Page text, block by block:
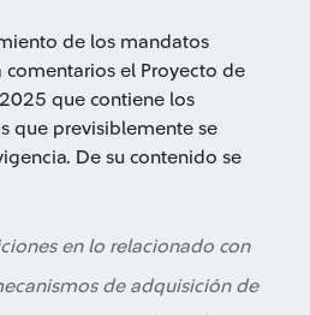
de los mandatos
comentarios el Proyecto de
que contiene los
que previsiblemente se
De su contenido se
en lo relacionado con
de adquisición de